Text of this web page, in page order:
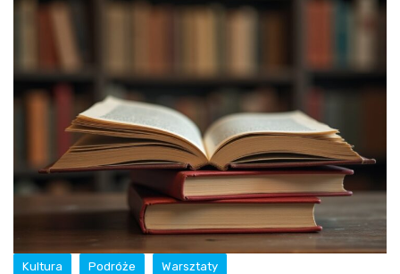
Kultura Podróże Warsztaty